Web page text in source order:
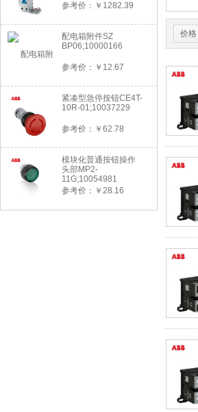
参考价：￥1282.39
配电箱附件SZ
BP06;10000166
参考价：￥12.67
紧凑型急停按钮CE4T-
10R-01;10037229
参考价：￥62.78
模块化普通按钮操作
头部MP2-
11G;10054981
参考价：￥28.16
价格